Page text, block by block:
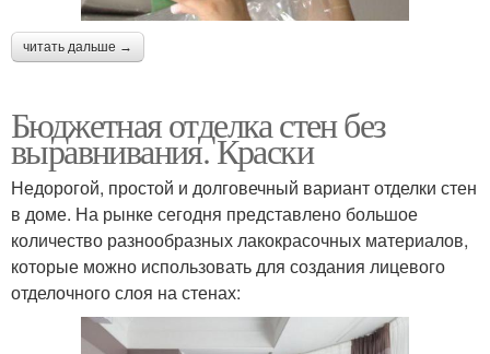
читать дальше →
Бюджетная отделка стен без
выравнивания. Краски
Недорогой, простой и долговечный вариант отделки стен
в доме. На рынке сегодня представлено большое
количество разнообразных лакокрасочных материалов,
которые можно использовать для создания лицевого
отделочного слоя на стенах: